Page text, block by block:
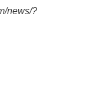
news/?